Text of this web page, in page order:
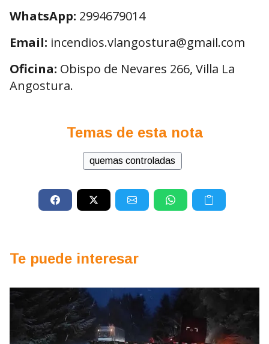
WhatsApp: 2994679014
Email: incendios.vlangostura@gmail.com
Oficina: Obispo de Nevares 266, Villa La
Angostura.
Temas de esta nota
quemas controladas
Te puede interesar